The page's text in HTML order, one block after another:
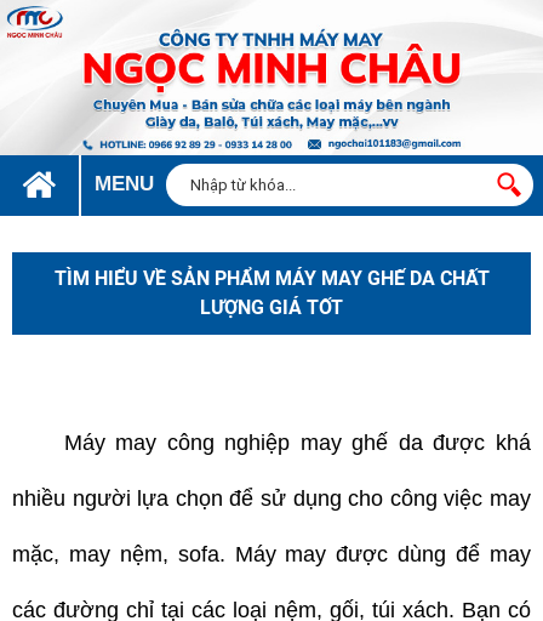
MENU
TÌM HIỂU VỀ SẢN PHẨM MÁY MAY GHẾ DA CHẤT
LƯỢNG GIÁ TỐT
Máy may công nghiệp may ghế da được khá
nhiều người lựa chọn để sử dụng cho công việc may
mặc, may nệm, sofa. Máy may được dùng để may
các đường chỉ tại các loại nệm, gối, túi xách. Bạn có